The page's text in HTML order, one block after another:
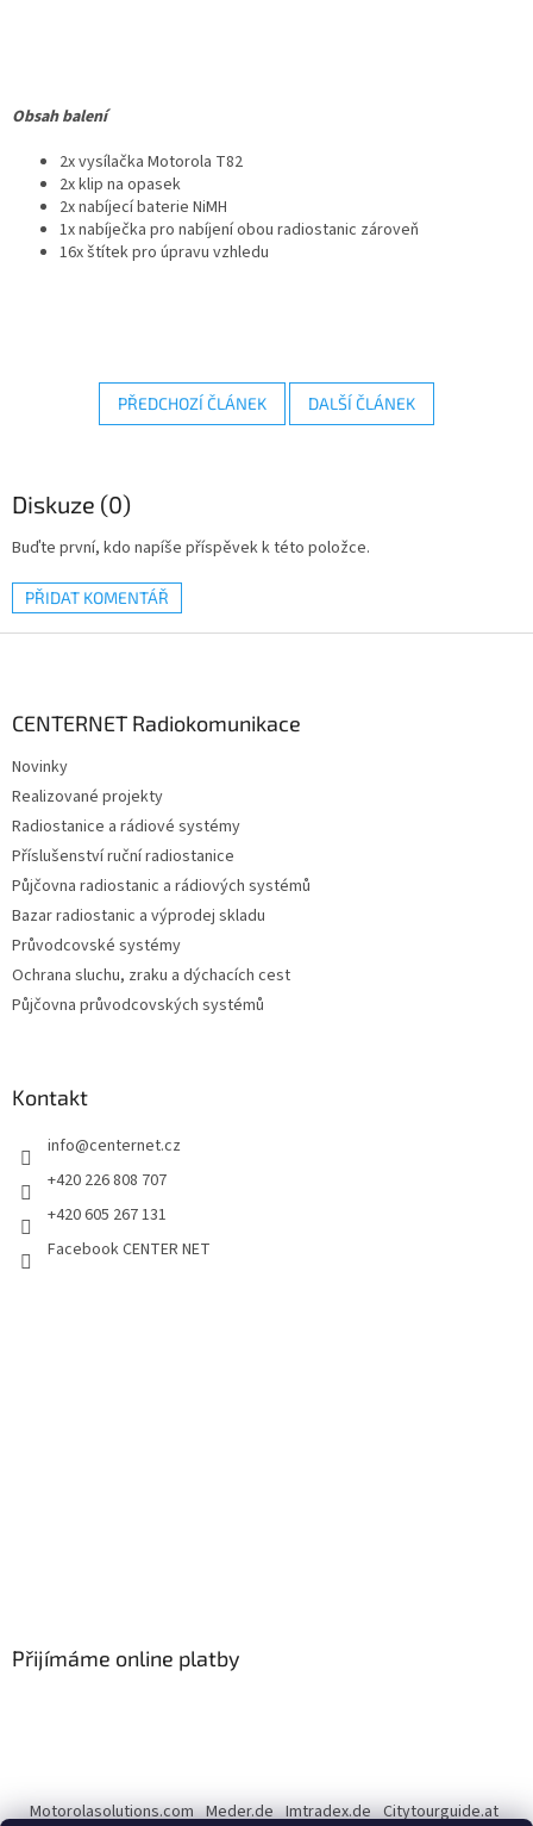
Obsah balení
2x vysílačka Motorola T82
2x klip na opasek
2x nabíjecí baterie NiMH
1x nabíječka pro nabíjení obou radiostanic zároveň
16x štítek pro úpravu vzhledu
PŘEDCHOZÍ ČLÁNEK DALŠÍ ČLÁNEK
Diskuze (0)
Buďte první, kdo napíše příspěvek k této položce.
PŘIDAT KOMENTÁŘ
CENTERNET Radiokomunikace
Novinky
Realizované projekty
Radiostanice a rádiové systémy
Příslušenství ruční radiostanice
Půjčovna radiostanic a rádiových systémů
Bazar radiostanic a výprodej skladu
Průvodcovské systémy
Ochrana sluchu, zraku a dýchacích cest
Půjčovna průvodcovských systémů
Kontakt
info@centernet.cz
+420 226 808 707
+420 605 267 131
Facebook CENTER NET
Přijímáme online platby
Motorolasolutions.com Meder.de Imtradex.de Citytourguide.at